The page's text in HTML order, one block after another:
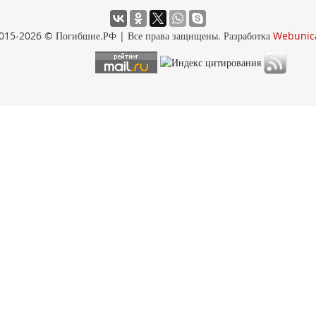
2026 © Погибшие.РФ | Все права защищены. Разработка